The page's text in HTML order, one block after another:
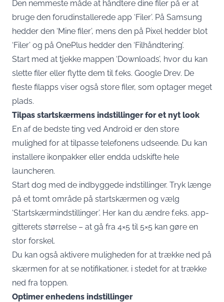
Den nemmeste måde at håndtere dine filer på er at
bruge den forudinstallerede app ‘Filer’. På Samsung
hedder den ‘Mine filer’, mens den på Pixel hedder blot
‘Filer’ og på OnePlus hedder den ‘Filhåndtering’.
Start med at tjekke mappen ‘Downloads’, hvor du kan
slette filer eller flytte dem til f.eks. Google Drev. De
fleste filapps viser også store filer, som optager meget
plads.
Tilpas startskærmens indstillinger for et nyt look
En af de bedste ting ved Android er den store
mulighed for at tilpasse telefonens udseende. Du kan
installere ikonpakker eller endda udskifte hele
launcheren.
Start dog med de indbyggede indstillinger. Tryk længe
på et tomt område på startskærmen og vælg
‘Startskærmindstillinger’. Her kan du ændre f.eks. app-
gitterets størrelse – at gå fra 4×5 til 5×5 kan gøre en
stor forskel.
Du kan også aktivere muligheden for at trække ned på
skærmen for at se notifikationer, i stedet for at trække
ned fra toppen.
Optimer enhedens indstillinger